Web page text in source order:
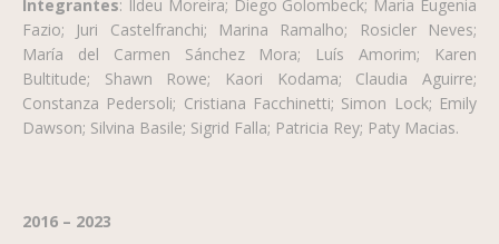
Integrantes: Ildeu Moreira; Diego Golombeck; Maria Eugenia
Fazio; Juri Castelfranchi; Marina Ramalho; Rosicler Neves;
María del Carmen Sánchez Mora; Luís Amorim; Karen
Bultitude; Shawn Rowe; Kaori Kodama; Claudia Aguirre;
Constanza Pedersoli; Cristiana Facchinetti; Simon Lock; Emily
Dawson; Silvina Basile; Sigrid Falla; Patricia Rey; Paty Macias.
2016 – 2023